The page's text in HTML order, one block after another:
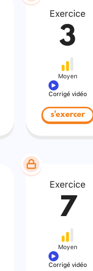
Exercice
3
Moyen
Corrigé vidéo
s'exercer
Exercice
7
Moyen
Corrigé vidéo